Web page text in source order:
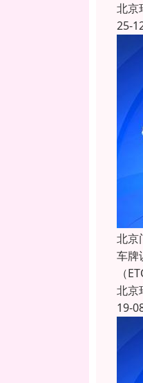
北京
25-
北京
车牌
（
北京
19-